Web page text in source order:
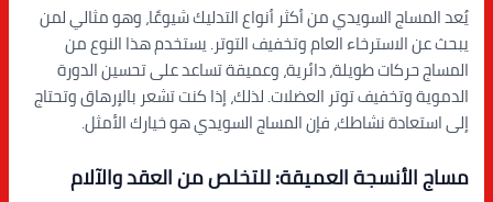
يُعد المساج السويدي من أكثر أنواع التدليك شيوعًا، وهو مثالي لمن
يبحث عن الاسترخاء العام وتخفيف التوتر. يستخدم هذا النوع من
المساج حركات طويلة، دائرية، وعميقة تساعد على تحسين الدورة
الدموية وتخفيف توتر العضلات. لذلك، إذا كنت تشعر بالإرهاق وتحتاج
إلى استعادة نشاطك، فإن المساج السويدي هو خيارك الأمثل.
مساج الأنسجة العميقة: للتخلص من العقد والآلام